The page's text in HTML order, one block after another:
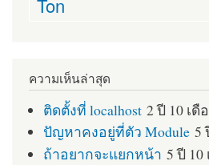
Ton
ความเห็นล่าสุด
ติดตั้งที่ localhost 2 ปี 10 เ
ปัญหาคงอยู่ที่ตัว Module 5
ถ้าอยากจะแยกหน้า 5 ปี